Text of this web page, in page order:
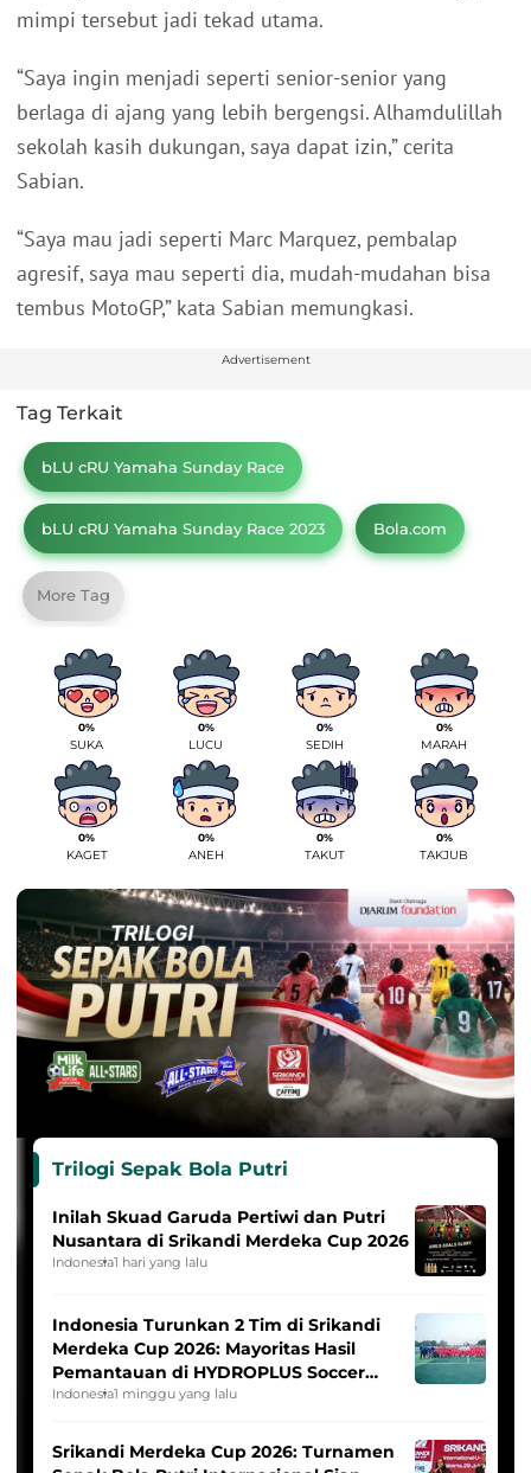
mimpi tersebut jadi tekad utama.
“Saya ingin menjadi seperti senior-senior yang
berlaga di ajang yang lebih bergengsi. Alhamdulillah
sekolah kasih dukungan, saya dapat izin,” cerita
Sabian.
“Saya mau jadi seperti Marc Marquez, pembalap
agresif, saya mau seperti dia, mudah-mudahan bisa
tembus MotoGP,” kata Sabian memungkasi.
Advertisement
Tag Terkait
bLU cRU Yamaha Sunday Race
bLU cRU Yamaha Sunday Race 2023 Bola.com
More Tag
0%
SUKA
0%
LUCU
0%
SEDIH
0%
MARAH
0%
KAGET
0%
ANEH
0%
TAKUT
0%
TAKJUB
Trilogi Sepak Bola Putri
Inilah Skuad Garuda Pertiwi dan Putri
Nusantara di Srikandi Merdeka Cup 2026
Indonesia1 hari yang lalu
Indonesia Turunkan 2 Tim di Srikandi
Merdeka Cup 2026: Mayoritas Hasil
Pemantauan di HYDROPLUS Soccer
League
Indonesia1 minggu yang lalu
Srikandi Merdeka Cup 2026: Turnamen